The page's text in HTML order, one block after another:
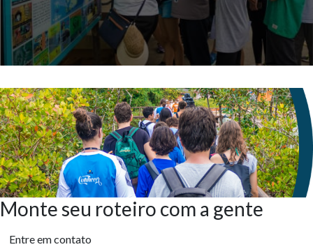
Monte seu roteiro com a gente
Entre em contato